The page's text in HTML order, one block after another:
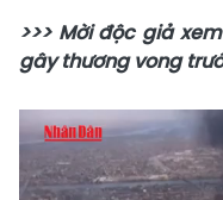
>>> Mời độc giả
gây thương vong